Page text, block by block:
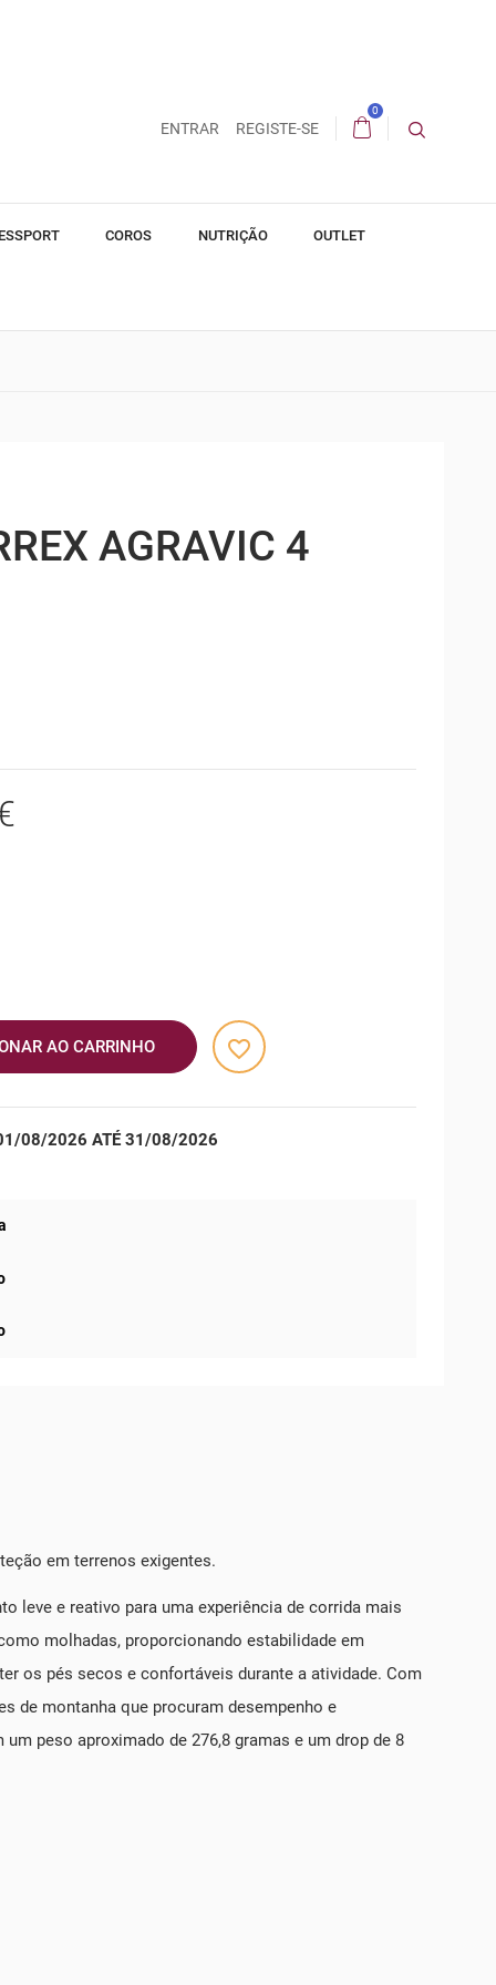
ENTRAR REGISTE-SE
0
COROS NUTRIÇÃO OUTLET
AGRAVIC 4
AO CARRINHO favorite_border
01/08/2026 ATÉ 31/08/2026
em terrenos exigentes.
leve e reativo para uma experiência de corrida mais
molhadas, proporcionando estabilidade em
os pés secos e confortáveis durante a atividade. Com
de montanha que procuram desempenho e
peso aproximado de 276,8 gramas e um drop de 8